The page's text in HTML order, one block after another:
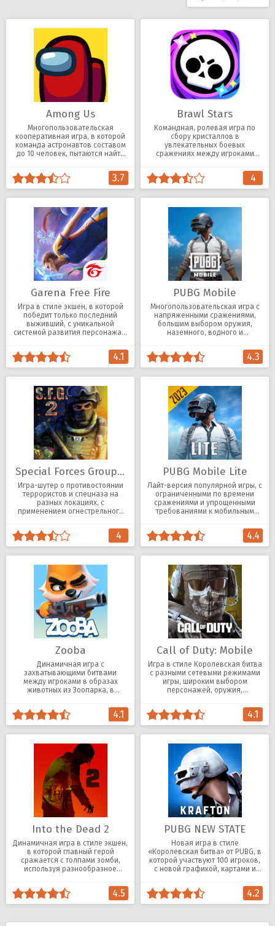
Among Us
Многопользовательская
кооперативная игра, в которой
команда астронавтов составом
до 10 человек, пытаются найти
3.7
Brawl Stars
Командная, ролевая игра по
сбору кристаллов в
увлекательных боевых
сражениях между игроками
4
Garena Free Fire
Игра в стиле экшен, в которой
победит только последний
выживший, с уникальной
системой развития персонажа и
4.1
PUBG Mobile
Многопользовательская игра с
напряженными сражениями,
большим выбором оружия,
наземного, водного и
4.3
Special Forces Group 2
Игра-шутер о противостоянии
террористов и спецназа на
разных локациях, с
применением огнестрельного
4
PUBG Mobile Lite
Лайт-версия популярной игры, с
ограниченными по времени
сражениями и упрощенными
требованиями к мобильным
4.4
Zooba
Динамичная игра с
захватывающими битвами
между игроками в образах
животных из Зоопарка, в
4.1
Call of Duty: Mobile
Игра в стиле Королевская битва
с разными сетевыми режимами
игры, широким выбором
персонажей, оружия,
4.1
Into the Dead 2
Динамичная игра в стиле экшен,
в которой главный герой
сражается с толпами зомби,
используя разнообразное
4.5
PUBG NEW STATE
Новая игра в стиле
«Королевская битва» от PUBG, в
которой участвуют 100 игроков,
с новой графикой, картами и
4.2